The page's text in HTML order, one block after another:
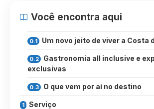
Você encontra aqui
Um novo jeito de viver a Costa
Gastronomia all inclusive e
exclusivas
O que vem por aí no destino
Serviço